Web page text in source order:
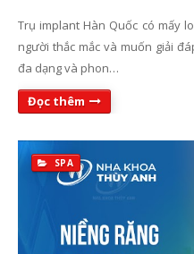
Trụ implant Hàn Quốc có mấy
người thắc mắc và muốn giải
đa dạng và phon…
Đọc thêm
SPA